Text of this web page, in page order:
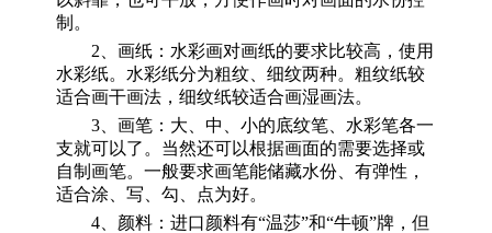
制。
2、画纸：水彩画对画纸的要求比较高，使用
水彩纸。水彩纸分为粗纹、细纹两种。粗纹纸较
适合画干画法，细纹纸较适合画湿画法。
3、画笔：大、中、小的底纹笔、水彩笔各一
支就可以了。当然还可以根据画面的需要选择或
自制画笔。一般要求画笔能储藏水份、有弹性，
适合涂、写、勾、点为好。
4、颜料：进口颜料有“温莎”和“牛顿”牌，但